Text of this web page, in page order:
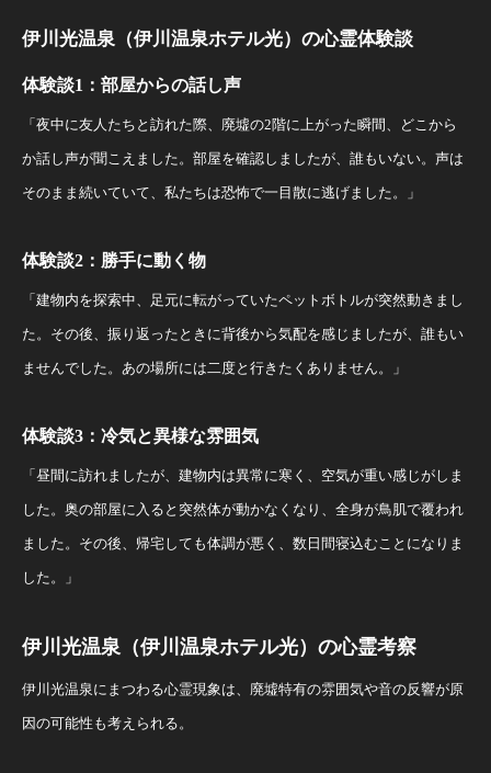
伊川光温泉（伊川温泉ホテル光）の心霊体験談
体験談1：部屋からの話し声
「夜中に友人たちと訪れた際、廃墟の2階に上がった瞬間、どこから
か話し声が聞こえました。部屋を確認しましたが、誰もいない。声は
そのまま続いていて、私たちは恐怖で一目散に逃げました。」
体験談2：勝手に動く物
「建物内を探索中、足元に転がっていたペットボトルが突然動きまし
た。その後、振り返ったときに背後から気配を感じましたが、誰もい
ませんでした。あの場所には二度と行きたくありません。」
体験談3：冷気と異様な雰囲気
「昼間に訪れましたが、建物内は異常に寒く、空気が重い感じがしま
した。奥の部屋に入ると突然体が動かなくなり、全身が鳥肌で覆われ
ました。その後、帰宅しても体調が悪く、数日間寝込むことになりま
した。」
伊川光温泉（伊川温泉ホテル光）の心霊考察
伊川光温泉にまつわる心霊現象は、廃墟特有の雰囲気や音の反響が原
因の可能性も考えられる。